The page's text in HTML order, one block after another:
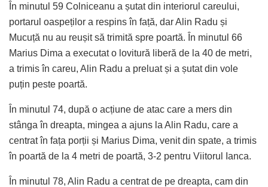
În minutul 59 Colniceanu a șutat din interiorul careului,
portarul oaspeților a respins în față, dar Alin Radu și
Mucuță nu au reușit să trimită spre poartă. În minutul 66
Marius Dima a executat o lovitură liberă de la 40 de metri,
a trimis în careu, Alin Radu a preluat și a șutat din vole
puțin peste poartă.
În minutul 74, după o acțiune de atac care a mers din
stânga în dreapta, mingea a ajuns la Alin Radu, care a
centrat în fața porții și Marius Dima, venit din spate, a trimis
în poartă de la 4 metri de poartă, 3-2 pentru Viitorul Ianca.
În minutul 78, Alin Radu a centrat de pe dreapta, cam din